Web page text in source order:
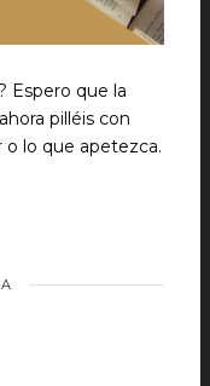
Espero que la
pilléis con
o lo que apetezca.